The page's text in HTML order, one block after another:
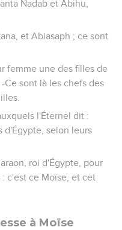
Nadab et Abihu,
et Abiasaph ; ce sont
femme une des filles de
Ce sont là les chefs des
l'Éternel dit :
d'Égypte, selon leurs
roi d'Égypte, pour
c'est ce Moïse, et cet
à Moïse